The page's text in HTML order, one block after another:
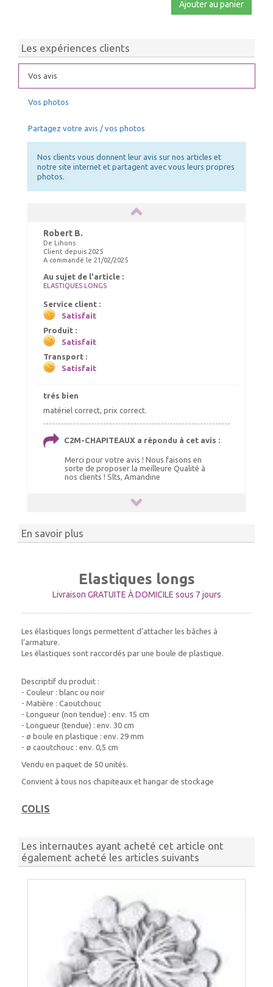
Ajouter au panier
Les expériences clients
Vos avis
Vos photos
Partagez votre avis / vos photos
Nos clients vous donnent leur avis sur nos articles et
notre site internet et partagent avec vous leurs propres
photos.
Robert B.
De Lihons
Client depuis 2025
A commandé le 21/02/2025
Au sujet de l'article :
ELASTIQUES LONGS
Service client :
Satisfait
Produit :
Satisfait
Transport :
Satisfait
trés bien
matériel correct, prix correct.
C2M-CHAPITEAUX a répondu à cet avis :
Merci pour votre avis ! Nous faisons en
sorte de proposer la meilleure Qualité à
nos clients ! Slts, Amandine
En savoir plus
Elastiques longs
Livraison GRATUITE À DOMICILE sous 7 jours
Les élastiques longs permettent d’attacher les bâches à
l’armature.
Les élastiques sont raccordés par une boule de plastique.
Descriptif du produit :
- Couleur : blanc ou noir
- Matière : Caoutchouc
- Longueur (non tendue) : env. 15 cm
- Longueur (tendue) : env. 30 cm
- ø boule en plastique : env. 29 mm
- ø caoutchouc : env. 0,5 cm
Vendu en paquet de 50 unités.
Convient à tous nos chapiteaux et hangar de stockage
COLIS
Les internautes ayant acheté cet article ont
également acheté les articles suivants